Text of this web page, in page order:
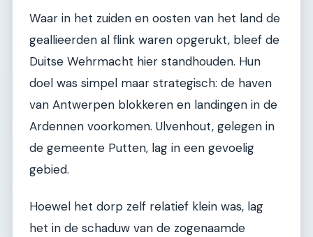
Waar in het zuiden en oosten van het land de
geallieerden al flink waren opgerukt, bleef de
Duitse Wehrmacht hier standhouden. Hun
doel was simpel maar strategisch: de haven
van Antwerpen blokkeren en landingen in de
Ardennen voorkomen. Ulvenhout, gelegen in
de gemeente Putten, lag in een gevoelig
gebied.
Hoewel het dorp zelf relatief klein was, lag
het in de schaduw van de zogenaamde